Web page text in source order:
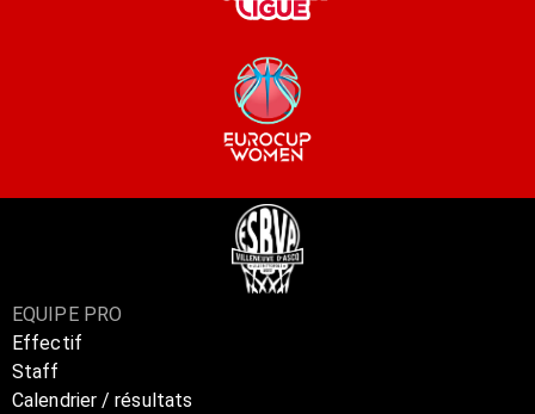
EQUIPE PRO
Effectif
Staff
Calendrier / résultats